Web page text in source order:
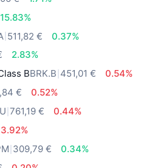
15.83%
511,82 €
0.37%
2.83%
BBRK.B 451,01 €
0.54%
€
0.52%
761,19 €
0.44%
3.92%
309,79 €
0.34%